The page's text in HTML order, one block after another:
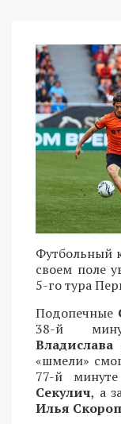
Футбольный
своем поле
5-го тура
Подопечные
38-й
«шмели»
77-й
Секулич, а
Илья